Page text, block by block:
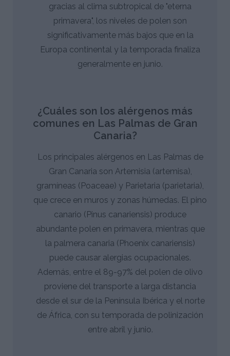
gracias al clima subtropical de "eterna
primavera", los niveles de polen son
significativamente más bajos que en la
Europa continental y la temporada finaliza
generalmente en junio.
¿Cuáles son los alérgenos más
comunes en Las Palmas de Gran
Canaria?
Los principales alérgenos en Las Palmas de
Gran Canaria son Artemisia (artemisa),
gramíneas (Poaceae) y Parietaria (parietaria),
que crece en muros y zonas húmedas. El pino
canario (Pinus canariensis) produce
abundante polen en primavera, mientras que
la palmera canaria (Phoenix canariensis)
puede causar alergias ocupacionales.
Además, entre el 89-97% del polen de olivo
proviene del transporte a larga distancia
desde el sur de la Península Ibérica y el norte
de África, con su temporada de polinización
entre abril y junio.